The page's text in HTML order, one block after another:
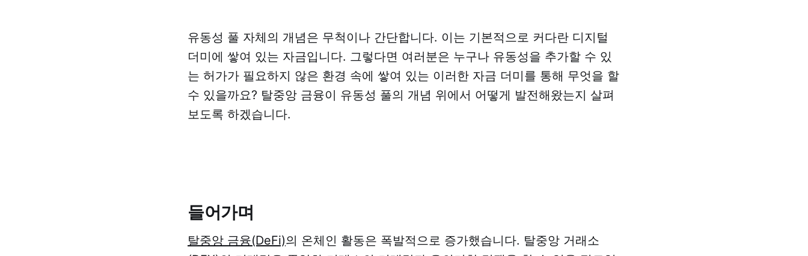
유동성 풀 자체의 개념은 무척이나 간단합니다. 이는 기본적으로 커다란 디지털
더미에 쌓여 있는 자금입니다. 그렇다면 여러분은 누구나 유동성을 추가할 수 있
는 허가가 필요하지 않은 환경 속에 쌓여 있는 이러한 자금 더미를 통해 무엇을 할
수 있을까요? 탈중앙 금융이 유동성 풀의 개념 위에서 어떻게 발전해왔는지 살펴
보도록 하겠습니다.
들어가며
탈중앙 금융(DeFi)의 온체인 활동은 폭발적으로 증가했습니다. 탈중앙 거래소